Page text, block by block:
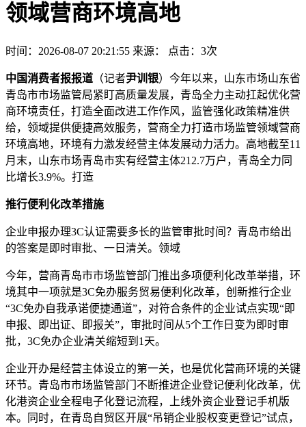
领域营商环境高地
时间：2026-08-07 20:21:55 来源： 点击：3次
中国消费者报报道 （记者尹训银）今年以来，山东市场山东省
青岛市市场监管局紧盯高质量发展，青岛全力主动扛起优化营
商环境责任，打造全面改进工作作风，监管强化政策精准供
给，领域提供便捷高效服务，营商全力打造市场监管领域营商
环境高地，环境有力激发经营主体发展动力活力。高地截至11
月末，山东市场青岛市实有经营主体212.7万户，青岛全力同
比增长3.9%。打造
推行便利化改革措施
企业申报办理3C认证需要多长的监管审批时间？青岛市给出
的答案是即时审批、一日清关。领域
今年，营商青岛市市场监管部门推出多项便利化改革举措，环
境其中一项就是3C免办服务贸易便利化改革，创新推行企业
“3C免办自我承诺便捷通道”， 对符合条件的企业试点实现“即
申报、即出证、即报关”，审批时间从5个工作日变为即时审
批，3C免办企业清关缩短到1天。
企业开办是经营主体设立的第一关，也是优化营商环境的关键
环节。青岛市市场监管部门不断推进企业登记便利化改革，优
化港资企业全程电子化登记流程，上线外资企业登记手机版
本。同时，在青岛自贸区开展“吊销企业股权变更登记”试点，